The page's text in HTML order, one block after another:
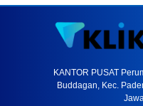
KANTOR PUSAT
Buddagan, Kec.